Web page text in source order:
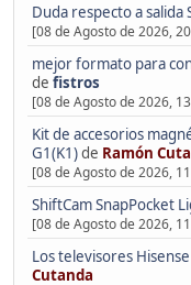
Duda respecto a
[08 de Agosto de 2026,
mejor formato para
de fistros
[08 de Agosto de 2026,
Kit de accesorios
G1(K1)de Ramón
[08 de Agosto de 2026,
ShiftCam SnapPocket
[08 de Agosto de 2026,
Los televisores
Cutanda